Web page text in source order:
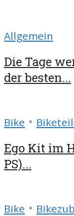
Allgemein
Die Tage
der besten...
Bike •
Ego Kit im
PS)...
Bike •